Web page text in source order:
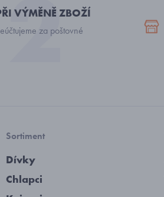
VÝMĚNĚ ZBOŽÍ
za poštovné
Sortiment
Dívky
Chlapci